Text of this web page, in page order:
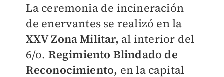
La ceremonia de incineración
de enervantes se realizó en la
XXV Zona Militar, al interior del
6/o. Regimiento Blindado de
Reconocimiento, en la capital